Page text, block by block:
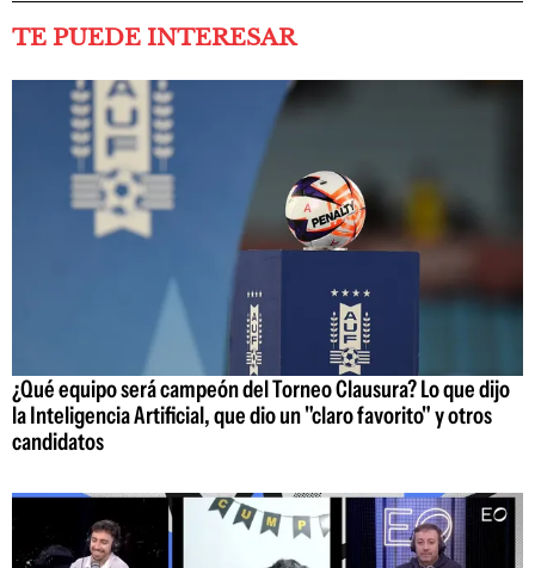
TE PUEDE INTERESAR
¿Qué equipo será campeón del Torneo Clausura? Lo que dijo
la Inteligencia Artificial, que dio un "claro favorito" y otros
candidatos